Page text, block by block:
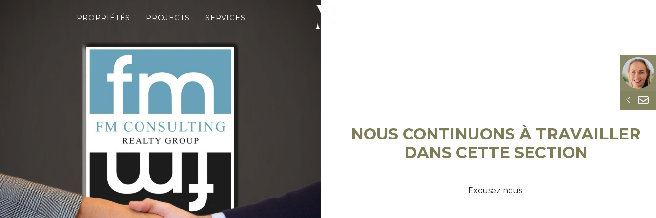
PROPRIÉTÉS PROJECTS SERVICES
NOUS CONTINUONS À TRAVAILLER
DANS CETTE SECTION
Excusez nous.